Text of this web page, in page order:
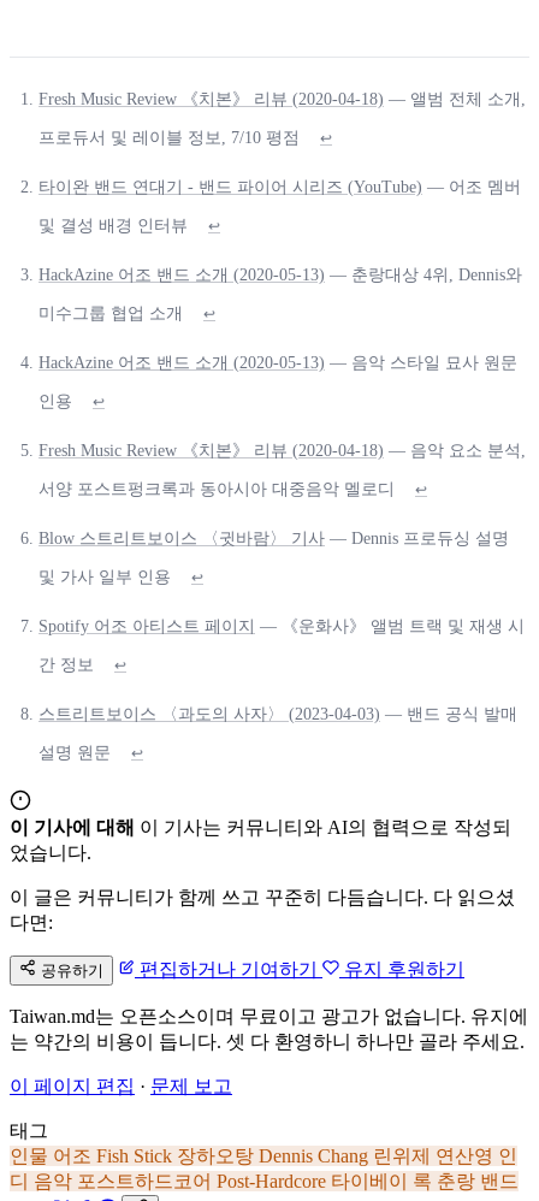
Fresh Music Review 《치본》 리뷰 (2020-04-18) — 앨범 전체 소개,
프로듀서 및 레이블 정보, 7/10 평점 ↩
타이완 밴드 연대기 - 밴드 파이어 시리즈 (YouTube) — 어조 멤버
및 결성 배경 인터뷰 ↩
HackAzine 어조 밴드 소개 (2020-05-13) — 춘랑대상 4위, Dennis와
미수그룹 협업 소개 ↩
HackAzine 어조 밴드 소개 (2020-05-13) — 음악 스타일 묘사 원문
인용 ↩
Fresh Music Review 《치본》 리뷰 (2020-04-18) — 음악 요소 분석,
서양 포스트펑크록과 동아시아 대중음악 멜로디 ↩
Blow 스트리트보이스 〈귓바람〉 기사 — Dennis 프로듀싱 설명
및 가사 일부 인용 ↩
Spotify 어조 아티스트 페이지 — 《운화사》 앨범 트랙 및 재생 시
간 정보 ↩
스트리트보이스 〈과도의 사자〉 (2023-04-03) — 밴드 공식 발매
설명 원문 ↩
이 기사에 대해 이 기사는 커뮤니티와 AI의 협력으로 작성되
었습니다.
이 글은 커뮤니티가 함께 쓰고 꾸준히 다듬습니다. 다 읽으셨
다면:
공유하기 편집하거나 기여하기 유지 후원하기
Taiwan.md는 오픈소스이며 무료이고 광고가 없습니다. 유지에
는 약간의 비용이 듭니다. 셋 다 환영하니 하나만 골라 주세요.
이 페이지 편집 · 문제 보고
태그
인물 어조 Fish Stick 장하오탕 Dennis Chang 린위제 연산영 인
디 음악 포스트하드코어 Post-Hardcore 타이베이 록 춘랑 밴드